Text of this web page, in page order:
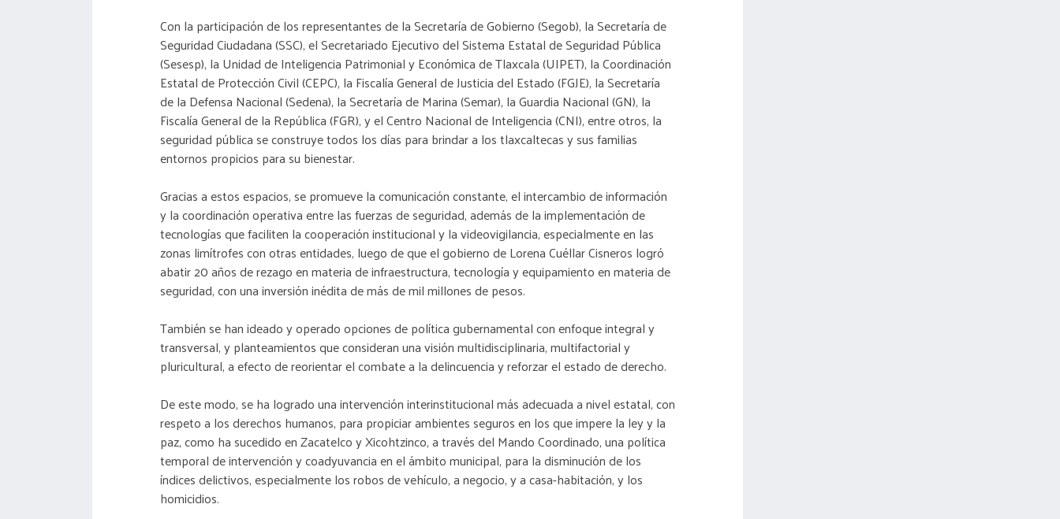
Con la participación de los representantes de la Secretaría de Gobierno (Segob), la Secretaría de
Seguridad Ciudadana (SSC), el Secretariado Ejecutivo del Sistema Estatal de Seguridad Pública
(Sesesp), la Unidad de Inteligencia Patrimonial y Económica de Tlaxcala (UIPET), la Coordinación
Estatal de Protección Civil (CEPC), la Fiscalía General de Justicia del Estado (FGJE), la Secretaría
de la Defensa Nacional (Sedena), la Secretaría de Marina (Semar), la Guardia Nacional (GN), la
Fiscalía General de la República (FGR), y el Centro Nacional de Inteligencia (CNI), entre otros, la
seguridad pública se construye todos los días para brindar a los tlaxcaltecas y sus familias
entornos propicios para su bienestar.
Gracias a estos espacios, se promueve la comunicación constante, el intercambio de información
y la coordinación operativa entre las fuerzas de seguridad, además de la implementación de
tecnologías que faciliten la cooperación institucional y la videovigilancia, especialmente en las
zonas limítrofes con otras entidades, luego de que el gobierno de Lorena Cuéllar Cisneros logró
abatir 20 años de rezago en materia de infraestructura, tecnología y equipamiento en materia de
seguridad, con una inversión inédita de más de mil millones de pesos.
También se han ideado y operado opciones de política gubernamental con enfoque integral y
transversal, y planteamientos que consideran una visión multidisciplinaria, multifactorial y
pluricultural, a efecto de reorientar el combate a la delincuencia y reforzar el estado de derecho.
De este modo, se ha logrado una intervención interinstitucional más adecuada a nivel estatal, con
respeto a los derechos humanos, para propiciar ambientes seguros en los que impere la ley y la
paz, como ha sucedido en Zacatelco y Xicohtzinco, a través del Mando Coordinado, una política
temporal de intervención y coadyuvancia en el ámbito municipal, para la disminución de los
índices delictivos, especialmente los robos de vehículo, a negocio, y a casa-habitación, y los
homicidios.